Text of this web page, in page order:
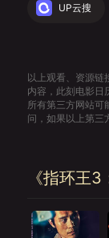
UP云搜
以上观看、资源链
内容，此刻电影日
所有第三方网站可
问，如果以上第三
《指环王